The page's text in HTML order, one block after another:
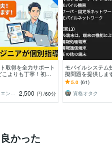
取得を全力サポート
よりも丁寧！初心
スポート
Leonoraエンジニア 2,500 円 /60分
モバイルシステム
擬問題を提供しま
から「一発合格で
お喜びの声、続々
5.0 (61)
資格オタク
かった